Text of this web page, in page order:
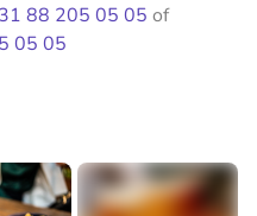
88 205 05 05 of
05 05